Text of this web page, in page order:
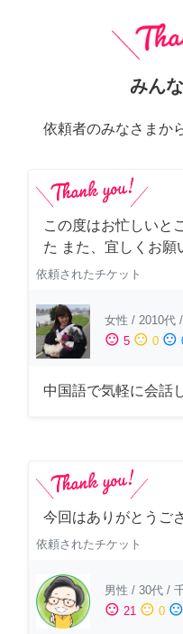
みん
依頼者のみなさまか
この度はお忙しいと
た また、宜しくお願
依頼されたチケット
女性 / 2010代 /
sentiment_satisfied 5 sentiment_neutral 0 sentiment_dissatisfied
中国語で気軽に会話
今回はありがとうご
依頼されたチケット
男性 / 30代 /
sentiment_satisfied 21 sentiment_neutral 0 sentiment_dissatisfied